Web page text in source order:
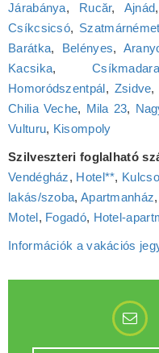
Járabánya, Rucăr, Ajnád
Csíkcsicsó,
Barátka, Belényes,
Kacsika,
Homoródszentpál, Zsidve,
Chilia Veche, Mila 23,
Vulturu, Kisompoly
Szilveszteri foglalható
Vendégház, Hotel**,
lakás/szoba, Apartmanház,
Motel, Fogadó,
Információk a vakációs